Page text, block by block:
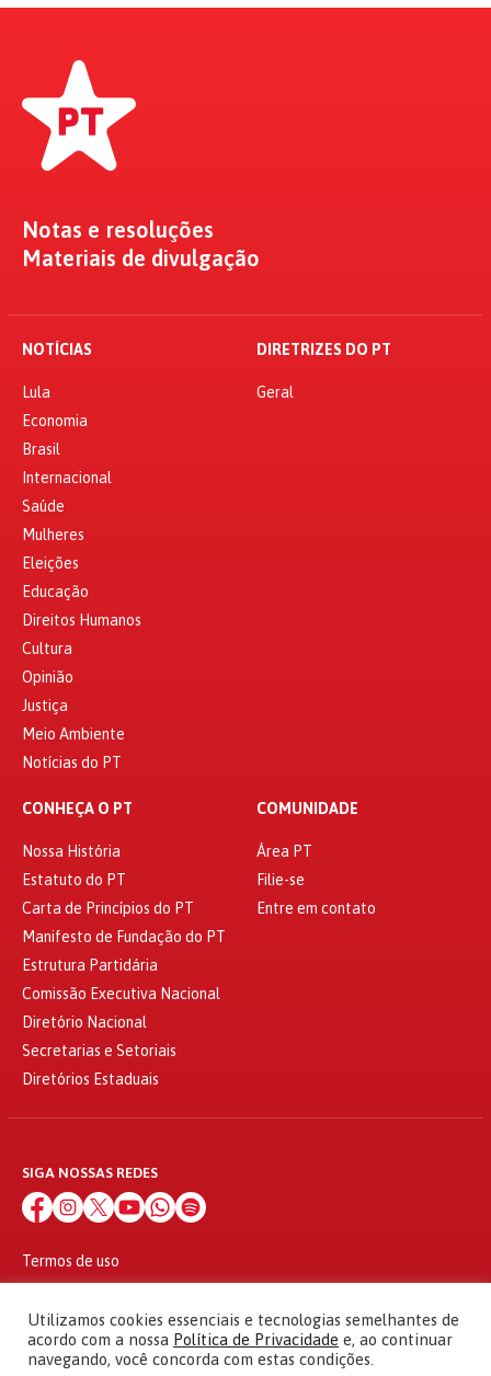
Notas e resoluções
Materiais de divulgação
NOTÍCIAS
Lula
Economia
Brasil
Internacional
Saúde
Mulheres
Eleições
Educação
Direitos Humanos
Cultura
Opinião
Justiça
Meio Ambiente
Notícias do PT
DIRETRIZES DO PT
Geral
CONHEÇA O PT
Nossa História
Estatuto do PT
Carta de Princípios do PT
Manifesto de Fundação do PT
Estrutura Partidária
Comissão Executiva Nacional
Diretório Nacional
Secretarias e Setoriais
Diretórios Estaduais
COMUNIDADE
Área PT
Filie-se
Entre em contato
SIGA NOSSAS REDES
Termos de uso
© 2010 - 2026
Partido dos Trabalhadores Todos os direitos reservados
Utilizamos cookies essenciais e tecnologias semelhantes de
acordo com a nossa Política de Privacidade e, ao continuar
navegando, você concorda com estas condições.